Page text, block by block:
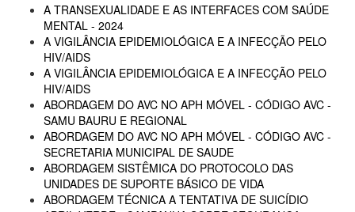
A TRANSEXUALIDADE E AS INTERFACES COM SAÚDE
MENTAL - 2024
A VIGILÂNCIA EPIDEMIOLÓGICA E A INFECÇÃO PELO
HIV/AIDS
A VIGILÂNCIA EPIDEMIOLÓGICA E A INFECÇÃO PELO
HIV/AIDS
ABORDAGEM DO AVC NO APH MÓVEL - CÓDIGO AVC -
SAMU BAURU E REGIONAL
ABORDAGEM DO AVC NO APH MÓVEL - CÓDIGO AVC -
SECRETARIA MUNICIPAL DE SAUDE
ABORDAGEM SISTÊMICA DO PROTOCOLO DAS
UNIDADES DE SUPORTE BÁSICO DE VIDA
ABORDAGEM TÉCNICA A TENTATIVA DE SUICÍDIO